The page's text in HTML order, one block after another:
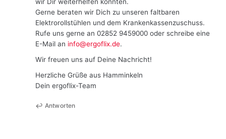
Gerne beraten wir Dich zu unseren faltbaren
Elektrorollstühlen und dem Krankenkassenzuschuss.
Rufe uns gerne an 02852 9459000 oder schreibe eine
E-Mail an info@ergoflix.de.
Wir freuen uns auf Deine Nachricht!
Herzliche Grüße aus Hamminkeln
Dein ergoflix-Team
Antworten